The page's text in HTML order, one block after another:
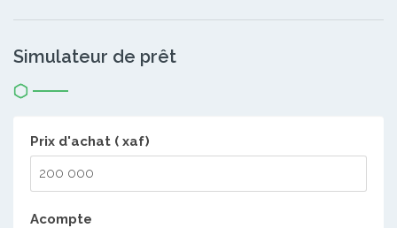
Simulateur de prêt
Prix d'achat ( xaf)
Acompte